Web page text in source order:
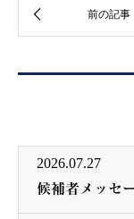
2026.07.27
候補者メッセ